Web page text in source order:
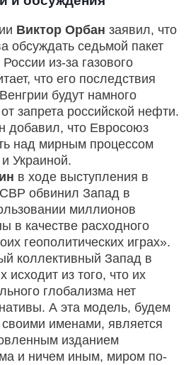
Виктор Орбан заявил, что
обсуждать седьмой пакет
из-за газового
что его последствия
будут намного
запрета российской нефти.
добавил, что Евросоюз
над мирным процессом
Украиной.
в ходе выступления в
обвинил Запад в
миллионов
в качестве расходного
геополитических играх».
коллективный Запад в
исходит из того, что их
глобализма нет
А эта модель, будем
именами, является
изданием
и ничем иным, миром по-